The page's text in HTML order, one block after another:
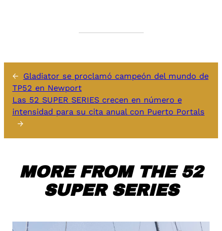
← Gladiator se proclamó campeón del mundo de
TP52 en Newport
Las 52 SUPER SERIES crecen en número e
intensidad para su cita anual con Puerto Portals
→
MORE FROM THE 52
SUPER SERIES